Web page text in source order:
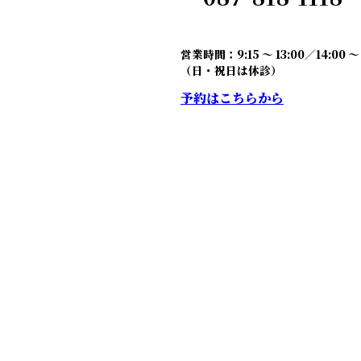
営業時間：9:15 〜 13:00／14:00
（日・祝日は休診）
予約はこちらから